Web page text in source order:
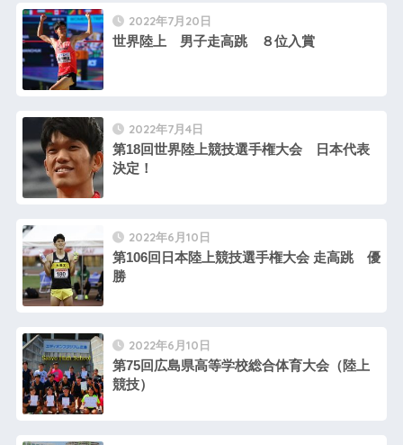
2022年7月20日
世界陸上 男子走高跳 ８位入賞
2022年7月4日
第18回世界陸上競技選手権大会 日本代表
決定！
2022年6月10日
第106回日本陸上競技選手権大会 走高跳 優
勝
2022年6月10日
第75回広島県高等学校総合体育大会（陸上
競技）